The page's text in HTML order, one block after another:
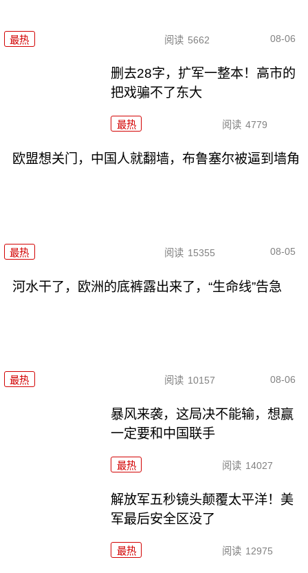
最热 阅读 5662 08-06
删去28字，扩军一整本！高市的
把戏骗不了东大
最热 阅读 4779
欧盟想关门，中国人就翻墙，布鲁塞尔被逼到墙角
最热 阅读 15355 08-05
河水干了，欧洲的底裤露出来了，“生命线”告急
最热 阅读 10157 08-06
暴风来袭，这局决不能输，想赢
一定要和中国联手
最热 阅读 14027
解放军五秒镜头颠覆太平洋！美
军最后安全区没了
最热 阅读 12975